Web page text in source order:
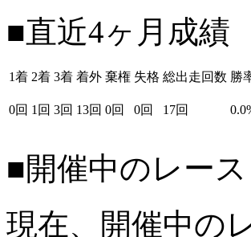
■直近4ヶ月成績
1着 2着 3着 着外 棄権 失格 総出走回数 勝
0回 1回 3回 13回 0回 0回 17回
■開催中のレー
現在、開催中の